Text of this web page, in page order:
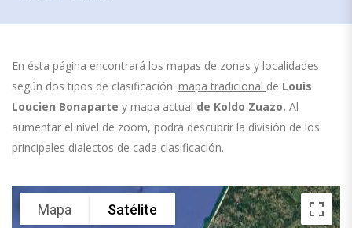
En ésta página encontrará los mapas de zonas y localidades
según dos tipos de clasificación: mapa tradicional de Louis
Loucien Bonaparte y mapa actual de Koldo Zuazo. Al
aumentar el nivel de zoom, podrá descubrir la división de los
principales dialectos de cada clasificación.
Mapa Satélite